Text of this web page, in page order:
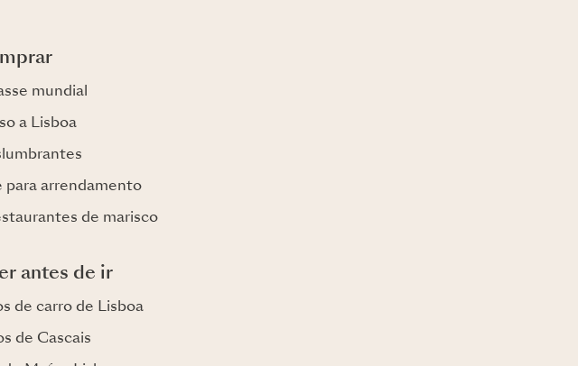
mundial
a Lisboa
para arrendamento
de marisco
antes de ir
de carro de Lisboa
de Cascais